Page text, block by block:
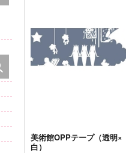
美術館OPPテープ（透明×
白）